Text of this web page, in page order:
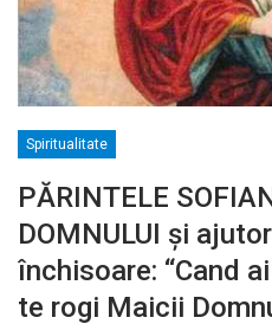
Spiritualitate
PĂRINTELE
DOMNULUI și
închisoare: “Cand
te rogi Maicii